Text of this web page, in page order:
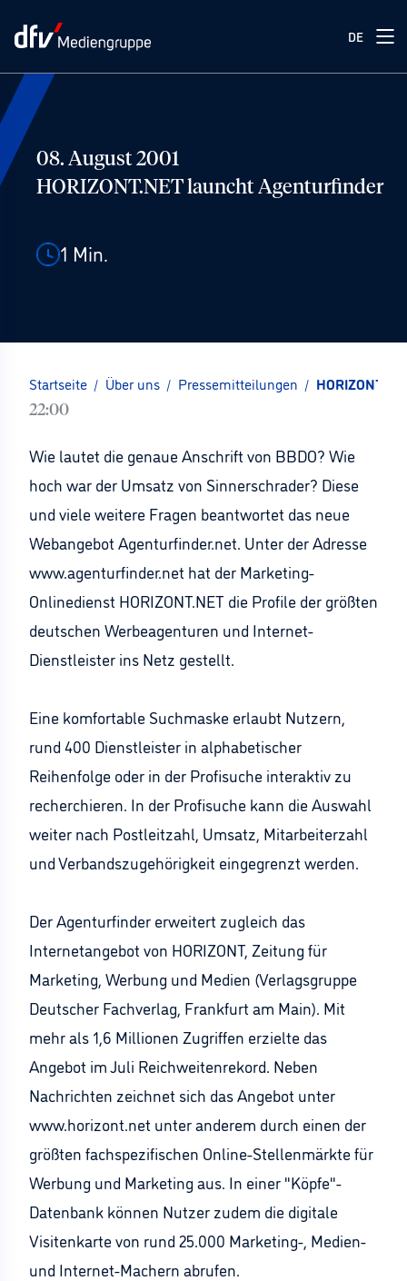
DE
08. August 2001
HORIZONT.NET launcht Agenturfinder
1 Min.
Startseite / Über uns / Pressemitteilungen /
22:00
Wie lautet die genaue Anschrift von BBDO? Wie
hoch war der Umsatz von Sinnerschrader? Diese
und viele weitere Fragen beantwortet das neue
Webangebot Agenturfinder.net. Unter der Adresse
www.agenturfinder.net hat der Marketing-
Onlinedienst HORIZONT.NET die Profile der größten
deutschen Werbeagenturen und Internet-
Dienstleister ins Netz gestellt.
Eine komfortable Suchmaske erlaubt Nutzern,
rund 400 Dienstleister in alphabetischer
Reihenfolge oder in der Profisuche interaktiv zu
recherchieren. In der Profisuche kann die Auswahl
weiter nach Postleitzahl, Umsatz, Mitarbeiterzahl
und Verbandszugehörigkeit eingegrenzt werden.
Der Agenturfinder erweitert zugleich das
Internetangebot von HORIZONT, Zeitung für
Marketing, Werbung und Medien (Verlagsgruppe
Deutscher Fachverlag, Frankfurt am Main). Mit
mehr als 1,6 Millionen Zugriffen erzielte das
Angebot im Juli Reichweitenrekord. Neben
Nachrichten zeichnet sich das Angebot unter
www.horizont.net unter anderem durch einen der
größten fachspezifischen Online-Stellenmärkte für
Werbung und Marketing aus. In einer "Köpfe"-
Datenbank können Nutzer zudem die digitale
Visitenkarte von rund 25.000 Marketing-, Medien-
und Internet-Machern abrufen.